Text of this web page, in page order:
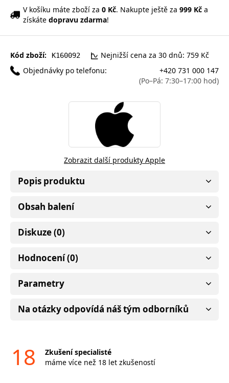
V košíku máte zboží za 0 Kč. Nakupte ještě za 999 Kč a
získáte dopravu zdarma!
Kód zboží: K160092
Nejnižší cena za 30 dnů: 759 Kč
Objednávky po telefonu:
+420 731 000 147
(Po–Pá: 7:30–17:00 hod)
Zobrazit další produkty Apple
Popis produktu
Obsah balení
Diskuze (0)
Hodnocení (0)
Parametry
Na otázky odpovídá náš tým odborníků
18
Zkušení specialisté
máme více než 18 let zkušeností